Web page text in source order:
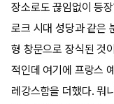
장소로도 끊임없이 등
로크 시대 성당과 같은
형 창문으로 장식된 것
적인데 여기에 프랑스
레강스함을 더했다. 뭐